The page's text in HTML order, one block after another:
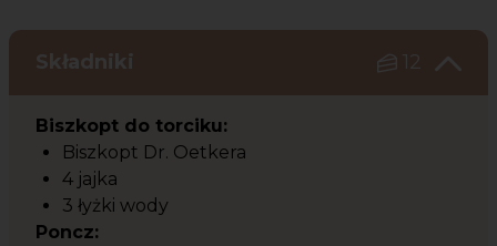
Składniki 12
Biszkopt do torciku:
Biszkopt Dr. Oetkera
4 jajka
3 łyżki wody
Poncz: